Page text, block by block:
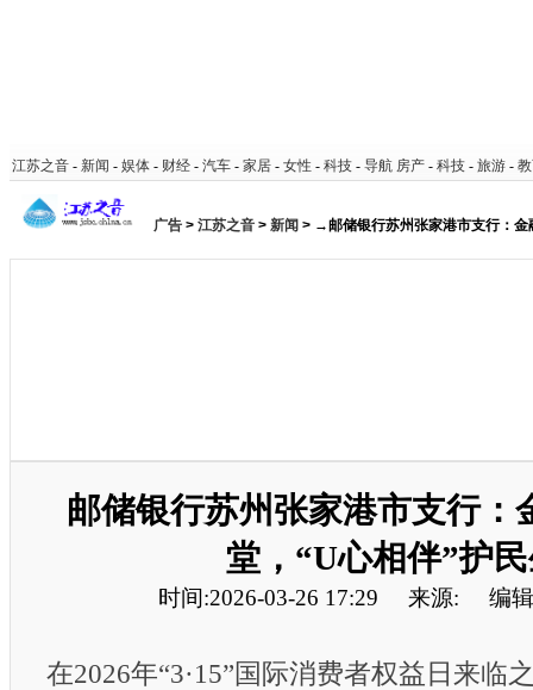
江苏之音 - 新闻 - 娱体 - 财经 - 汽车 - 家居 - 女性 - 科技 - 导航 房产 - 科技 - 旅游 -
广告 > 江苏之音 > 新闻 > →邮储银行苏州张家港市支行：金
邮储银行苏州张家港市支行：
堂，“U心相伴”护
时间:2026-03-26 17:29 来源: 编
在2026年“3·15”国际消费者权益日来临